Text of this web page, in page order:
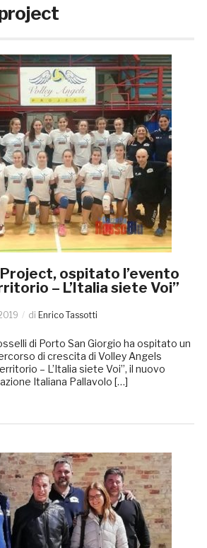
ospitato l’evento
– L’Italia siete Voi”
di Enrico Tassotti
di Porto San Giorgio ha ospitato un
di crescita di Volley Angels
– L’Italia siete Voi”, il nuovo
Italiana Pallavolo […]